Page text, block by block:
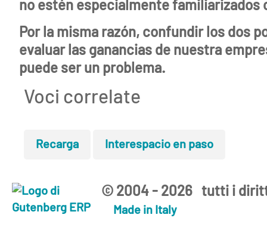
no estén especialmente familiarizados
Por la misma razón, confundir los dos
evaluar las ganancias de nuestra
puede ser un problema.
Voci correlate
Recarga Interespacio en paso
© 2004 - 2026 tutti i
Made in Italy